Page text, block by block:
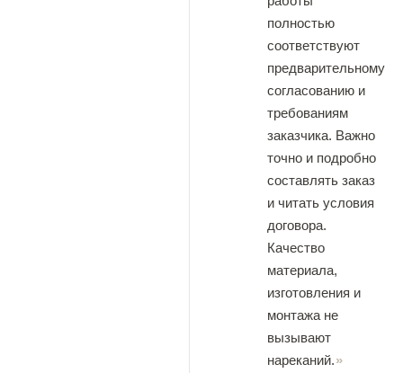
полностью
соответствуют
предварительному
согласованию и
требованиям
заказчика. Важно
точно и подробно
составлять заказ
и читать условия
договора.
Качество
материала,
изготовления и
монтажа не
вызывают
нареканий.